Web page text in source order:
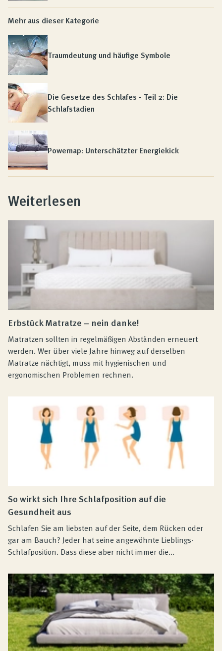
Mehr aus dieser Kategorie
Traumdeutung und häufige Symbole
Die Gesetze des Schlafes - Teil 2: Die
Schlafstadien
Powernap: Unterschätzter Energiekick
Weiterlesen
Erbstück Matratze – nein danke!
Matratzen sollten in regelmäßigen Abständen erneuert
werden. Wer über viele Jahre hinweg auf derselben
Matratze nächtigt, muss mit hygienischen und
ergonomischen Problemen rechnen.
So wirkt sich Ihre Schlafposition auf die
Gesundheit aus
Schlafen Sie am liebsten auf der Seite, dem Rücken oder
gar am Bauch? Jeder hat seine angewöhnte Lieblings-
Schlafposition. Dass diese aber nicht immer die...